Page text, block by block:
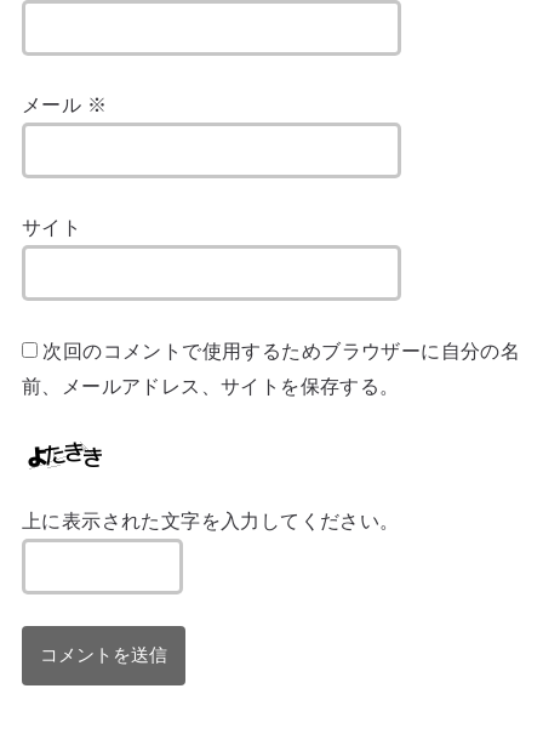
メール ※
サイト
次回のコメントで使用するためブラウザーに自分の名
前、メールアドレス、サイトを保存する。
上に表示された文字を入力してください。